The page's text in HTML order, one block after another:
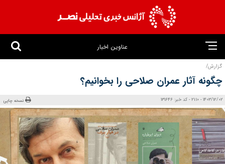
عناوین اخبار
گزارش/
چگونه آثار عمران صلاحی را بخوانیم؟
1403/12/02 - 21:10 - کد خبر: 131646 نسخه چاپی